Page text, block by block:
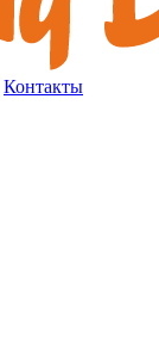
Контакты